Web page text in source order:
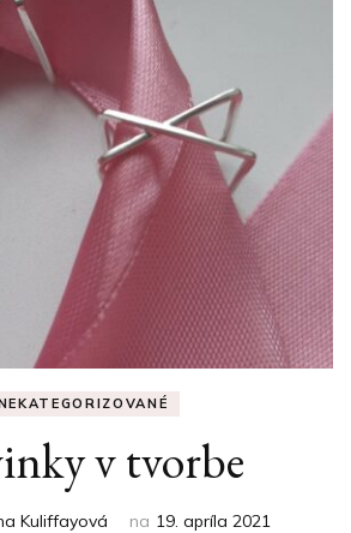
v tvorbe
Kuliffayová na 19. apríla 2021